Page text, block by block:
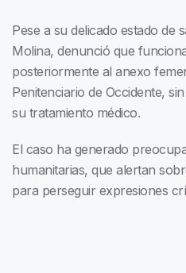
Pese a su delicado estado de
Molina, denunció que
posteriormente al anexo
Penitenciario de Occidente,
su tratamiento médico.
El caso ha generado
humanitarias, que alertan
para perseguir expresiones